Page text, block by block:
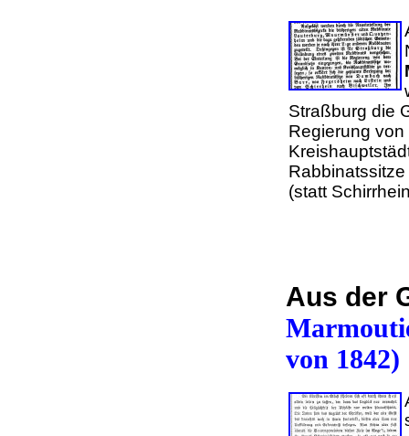
Straßburg die
Regierung
(statt
Aus der
von 1842)